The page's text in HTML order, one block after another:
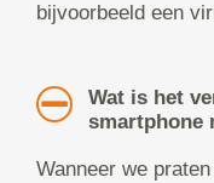
bijvoorbeeld een
Wat is het
smartphone
Wanneer we